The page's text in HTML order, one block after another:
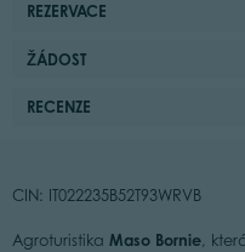
REZERVACE
ŽÁDOST
RECENZE
CIN: IT022235B52T93WRVB
Agroturistika Maso Bornie,